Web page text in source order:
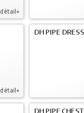
détail+
détail+
DH PIPE